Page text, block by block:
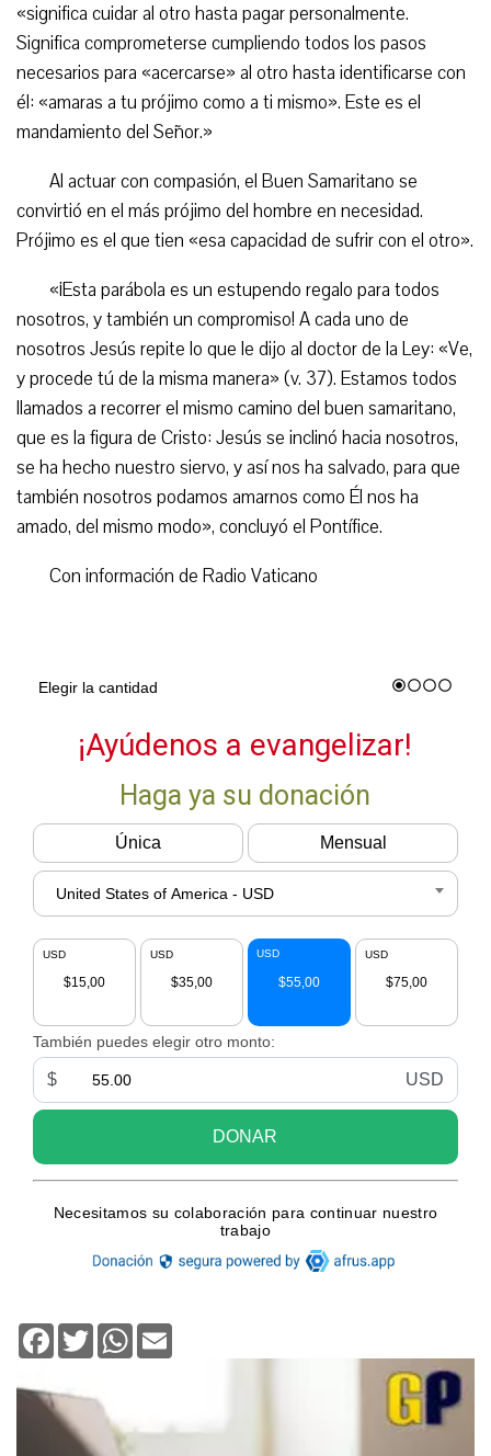
«significa cuidar al otro hasta pagar personalmente.
Significa comprometerse cumpliendo todos los pasos
necesarios para «acercarse» al otro hasta identificarse con
él: «amaras a tu prójimo como a ti mismo». Este es el
mandamiento del Señor.»
Al actuar con compasión, el Buen Samaritano se
convirtió en el más prójimo del hombre en necesidad.
Prójimo es el que tien «esa capacidad de sufrir con el otro».
«¡Esta parábola es un estupendo regalo para todos
nosotros, y también un compromiso! A cada uno de
nosotros Jesús repite lo que le dijo al doctor de la Ley: «Ve,
y procede tú de la misma manera» (v. 37). Estamos todos
llamados a recorrer el mismo camino del buen samaritano,
que es la figura de Cristo: Jesús se inclinó hacia nosotros,
se ha hecho nuestro siervo, y así nos ha salvado, para que
también nosotros podamos amarnos como Él nos ha
amado, del mismo modo», concluyó el Pontífice.
Con información de Radio Vaticano
Facebook
TwitterWhatsApp